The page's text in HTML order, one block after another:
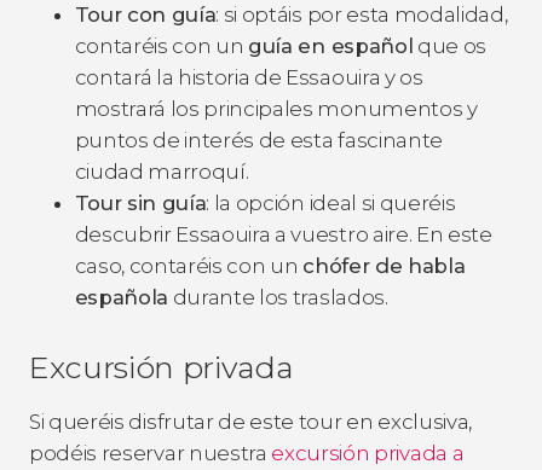
Tour con guía: si optáis por esta modalidad,
contaréis con un guía en español que os
contará la historia de Essaouira y os
mostrará los principales monumentos y
puntos de interés de esta fascinante
ciudad marroquí.
Tour sin guía: la opción ideal si queréis
descubrir Essaouira a vuestro aire. En este
caso, contaréis con un chófer de habla
española durante los traslados.
Excursión privada
Si queréis disfrutar de este tour en exclusiva,
podéis reservar nuestra excursión privada a